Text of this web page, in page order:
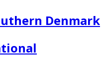
Denmark